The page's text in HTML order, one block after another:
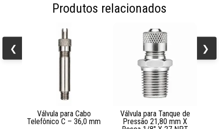
❮ ❯
Produtos relacionados
Válvula para Cabo
Telefônico C – 36,0 mm
Válvula para Tanque de
Pressão 21,80 mm X